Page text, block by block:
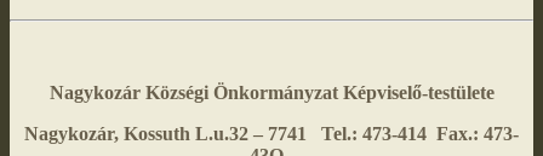
Nagykozár Községi Önkormányzat Képviselő-testülete
Nagykozár, Kossuth L.u.32 – 7741 Tel.: 473-414 Fax.: 473-